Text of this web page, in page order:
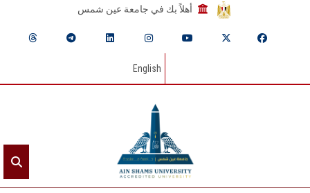
أهلاً بك في جامعة عين شمس
English